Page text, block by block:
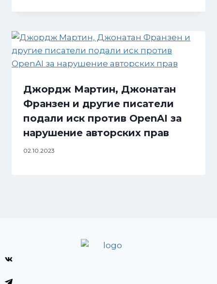
Джордж Мартин, Джонатан
Франзен и другие писатели
подали иск против OpenAI за
нарушение авторских прав
02.10.2023